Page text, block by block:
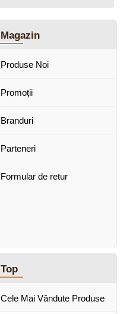
Magazin
Produse Noi
Promoții
Branduri
Parteneri
Formular de retur
Top
Cele Mai Vândute Produse